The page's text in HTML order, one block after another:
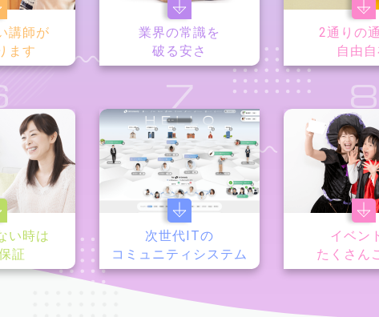
講師が
ます
業界の常識を
破る安さ
2通りの
自由
い時は
証
7
次世代ITの
コミュニティシステム
8
イベン
たくさん